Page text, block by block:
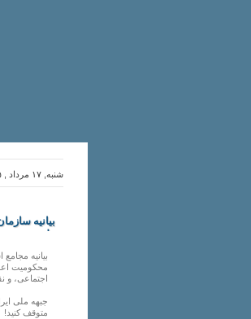
شنبه, ۱۷ مرداد , ۱۴۰۵ |
بیانیه
ملی
بیانیه مجامع
محکومیت
اجتماعی،
جبهه ملی
متوقف کنید!